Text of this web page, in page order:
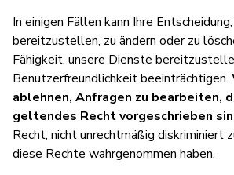
In einigen Fällen kann Ihre
bereitzustellen, zu ändern oder zu
Fähigkeit, unsere Dienste
Benutzerfreundlichkeit beeinträchtigen.
ablehnen, Anfragen zu bearbeiten,
geltendes Recht vorgeschrieben
Recht, nicht unrechtmäßig diskriminiert
diese Rechte wahrgenommen haben.